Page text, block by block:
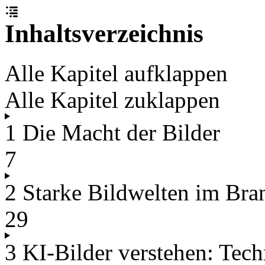
Inhaltsverzeichnis
Alle Kapitel aufklappen
Alle Kapitel zuklappen
1 Die Macht der Bilder
7
2 Starke Bildwelten im
29
3 KI-Bilder verstehen: